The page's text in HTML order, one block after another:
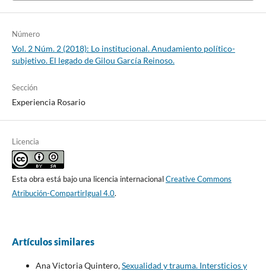
Número
Vol. 2 Núm. 2 (2018): Lo institucional. Anudamiento político-
subjetivo. El legado de Gilou García Reinoso.
Sección
Experiencia Rosario
Licencia
Esta obra está bajo una licencia internacionalCreative Commons
Atribución-CompartirIgual 4.0.
Artículos similares
Ana Victoria Quintero,Sexualidad y trauma. Intersticios y